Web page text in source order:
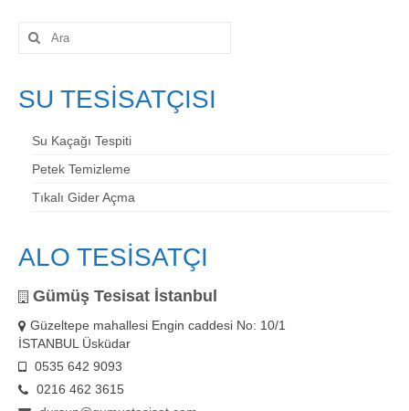
Şunu
ara:
SU TESİSATÇISI
Su Kaçağı Tespiti
Petek Temizleme
Tıkalı Gider Açma
ALO TESİSATÇI
Gümüş Tesisat İstanbul
Güzeltepe mahallesi Engin caddesi No: 10/1
İSTANBUL Üsküdar
0535 642 9093
0216 462 3615